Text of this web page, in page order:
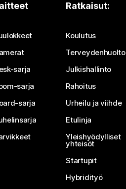
sarja
sarja
sarja
Ratkaisut:
Koulutus
Terveydenhuolto
Julkishallinto
Rahoitus
Urheilu ja viihde
Etulinja
Yleishyödylliset
yhteisöt
Startupit
Hybridityö